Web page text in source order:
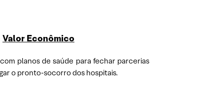
Valor Econômico
planos de saúde para fechar parcerias
o pronto-socorro dos hospitais.